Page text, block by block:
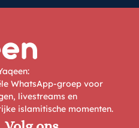
WhatsApp-groep voor
livestreams en
islamitische momenten.